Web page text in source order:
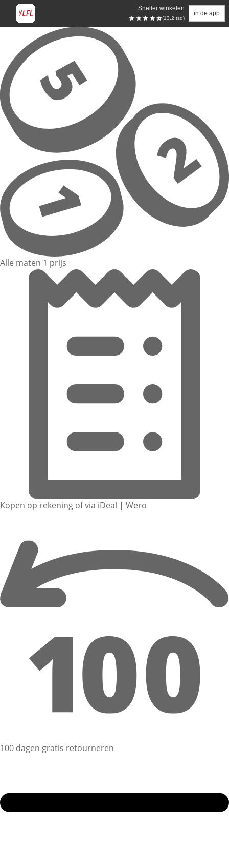
Sneller winkelen
(13.2 tsd)
in de app
Overslaan naar hoofdinhoud
Alle maten 1 prijs
Kopen op rekening of via iDeal | Wero
100 dagen gratis retourneren